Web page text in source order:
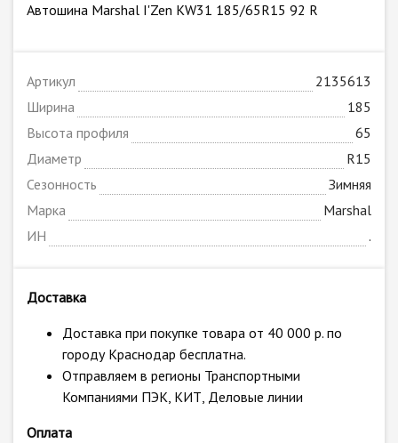
Автошина Marshal I'Zen KW31 185/65R15 92 R
Артикул
2135613
Ширина
185
Высота профиля
65
Диаметр
R15
Сезонность
Зимняя
Марка
Marshal
ИН
.
Доставка
Доставка при покупке товара от 40 000 р. по
городу Краснодар бесплатна.
Отправляем в регионы Транспортными
Компаниями ПЭК, КИТ, Деловые линии
Оплата